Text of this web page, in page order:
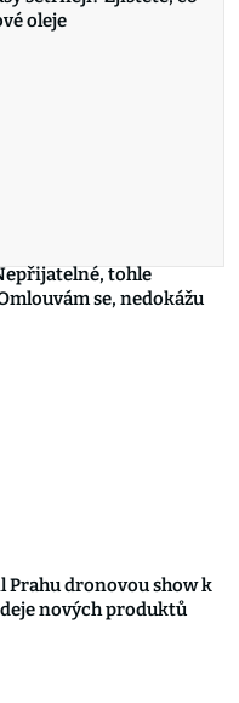
oleje
tohle
se, nedokážu
Prahu dronovou show k
nových produktů